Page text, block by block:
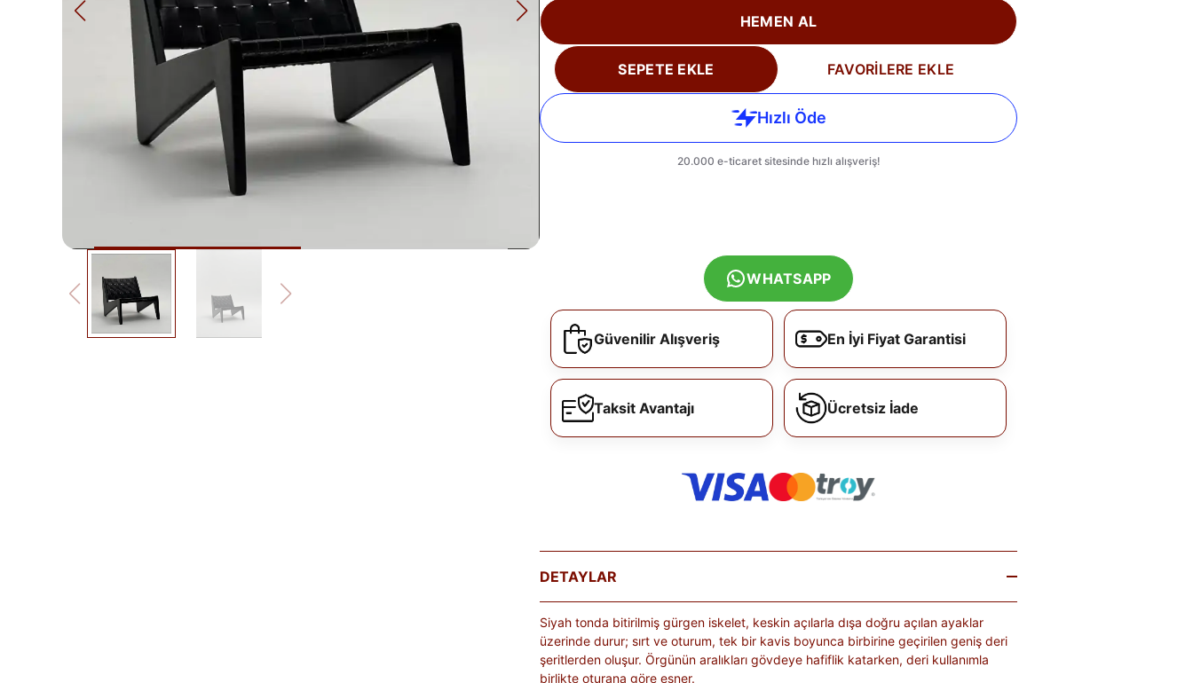
HEMEN AL
SEPETE EKLE FAVORİLERE EKLE
WHATSAPP
Güvenilir Alışveriş En İyi Fiyat Garantisi
Taksit Avantajı Ücretsiz İade
DETAYLAR
Siyah tonda bitirilmiş gürgen iskelet, keskin açılarla dışa doğru açılan ayaklar
üzerinde durur; sırt ve oturum, tek bir kavis boyunca birbirine geçirilen geniş deri
şeritlerden oluşur. Örgünün aralıkları gövdeye hafiflik katarken, deri kullanımla
birlikte oturana göre esner.